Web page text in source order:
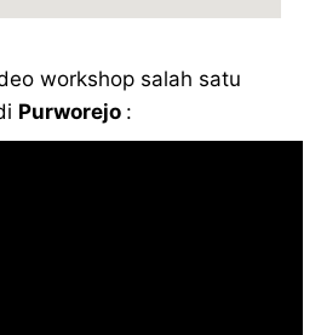
workshop salah satu
Purworejo :